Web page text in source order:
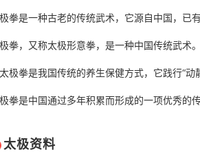
太极资料